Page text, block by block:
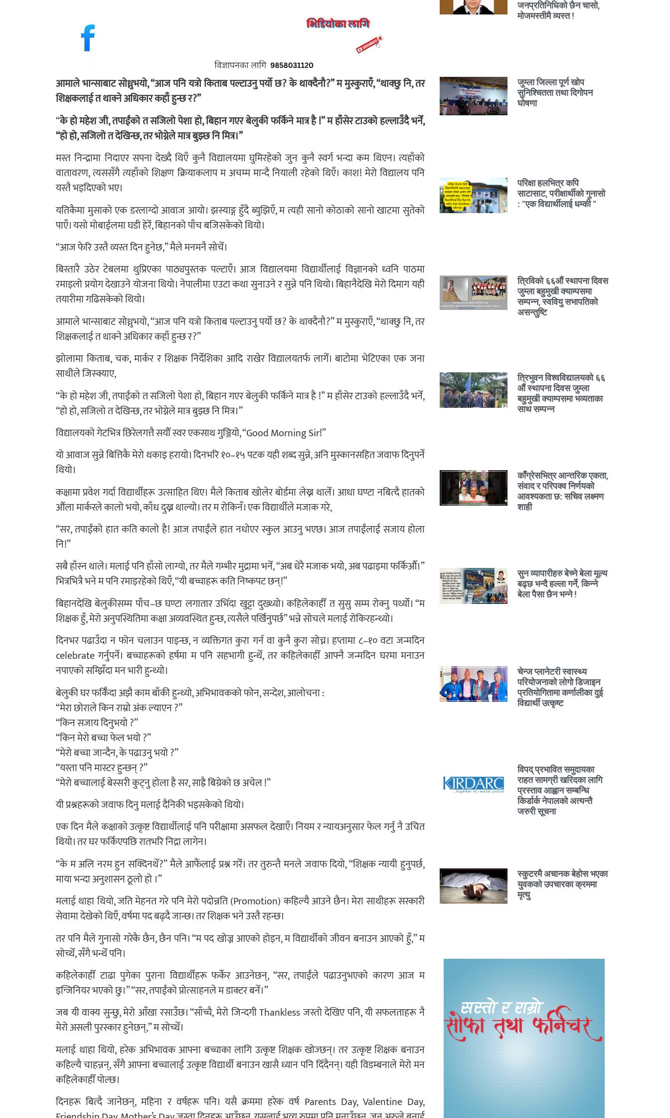
आमाले भान्साबाट सोध्नुभयो, “आज पनि यत्रो किताब पल्टाउनु पर्याे छ? के थाक्दैनौ?” म मुस्कुराएँ, “थाक्छु नि, तर
शिक्षकलाई त थाक्ने अधिकार कहाँ हुन्छ र?”
“के हो महेश जी, तपाईंको त सजिलो पेशा हो, बिहान गएर बेलुकी फर्किने मात्र है !” म हाँसेर टाउको हल्लाउँदै भनेँ,
“हो हो, सजिलो त देखिन्छ, तर भोग्नेले मात्र बुझ्छ नि मित्र।”
मस्त निन्द्रामा निदाएर सपना देख्दै थिएँ कुनै विद्यालयमा घुमिरहेको जुन कुनै स्वर्ग भन्दा कम थिएन। त्यहाँको
वातावरण, त्यससँगै त्यहाँको शिक्षण क्रियाकलाप म अचम्म मान्दै नियाली रहेको थिएँ। काश! मेरो विद्यालय पनि
यस्तै भइदिएको भए।
यतिकैमा मुसाको एक डरलाग्दो आवाज आयो। झस्याङ्ग हुँदै ब्युझिएँ, म त्यही सानो कोठाको सानो खाटमा सुतेको
पाएँ। यसो मोबाईलमा घडी हेरेँ, बिहानको पाँच बजिसकेको थियो।
“आज फेरि उस्तै व्यस्त दिन हुनेछ,” मैले मनमनै सोचेँ।
बिस्तारै उठेर टेबलमा थुप्रिएका पाठ्यपुस्तक पल्टाएँ। आज विद्यालयमा विद्यार्थीलाई विज्ञानको ध्वनि पाठमा
रमाइलो प्रयोग देखाउने योजना थियो। नेपालीमा एउटा कथा सुनाउने र सुन्ने पनि थियो। बिहानैदेखि मेरो दिमाग यही
तयारीमा गढिसकेको थियो।
आमाले भान्साबाट सोध्नुभयो, “आज पनि यत्रो किताब पल्टाउनु पर्याे छ? के थाक्दैनौ?” म मुस्कुराएँ, “थाक्छु नि, तर
शिक्षकलाई त थाक्ने अधिकार कहाँ हुन्छ र?”
झोलामा किताब, चक, मार्कर र शिक्षक निर्देशिका आदि राखेर विद्यालयतर्फ लागेँ। बाटोमा भेटिएका एक जना
साथीले जिस्क्याए,
“के हो महेश जी, तपाईंको त सजिलो पेशा हो, बिहान गएर बेलुकी फर्किने मात्र है !” म हाँसेर टाउको हल्लाउँदै भनेँ,
“हो हो, सजिलो त देखिन्छ, तर भोग्नेले मात्र बुझ्छ नि मित्र।”
विद्यालयको गेटभित्र छिरेलगत्तै सयौँ स्वर एकसाथ गुञ्जियो, “Good Morning Sir!”
यो आवाज सुन्ने बित्तिकै मेरो थकाइ हरायो। दिनभरि १०–१५ पटक यही शब्द सुन्ने, अनि मुस्कानसहित जवाफ दिनुपर्ने
थियो।
कक्षामा प्रवेश गर्दा विद्यार्थीहरू उत्साहित थिए। मैले किताब खोलेर बोर्डमा लेख्न थालेँ। आधा घण्टा नबित्दै हातको
औंला मार्करले कालो भयो, काँध दुख्न थाल्यो। तर म रोकिनँ। एक विद्यार्थीले मजाक गरे,
“सर, तपाईंको हात कति कालो है! आज तपाईंले हात नधोएर स्कुल आउनु भएछ। आज तपाईंलाई सजाय होला
नि!”
सबै हाँस्न थाले। मलाई पनि हाँसो लाग्यो, तर मैले गम्भीर मुद्रामा भनेँ, “अब धेरै मजाक भयो, अब पढाइमा फर्किऔँ।”
भित्रभित्रै भने म पनि रमाइरहेको थिएँ, “यी बच्चाहरू कति निष्कपट छन्!”
बिहानदेखि बेलुकीसम्म पाँच–छ घण्टा लगातार उभिँदा खुट्टा दुख्थ्यो। कहिलेकाहीँ त सुसु सम्म रोक्नु पर्थ्यो। “म
शिक्षक हुँ, मेरो अनुपस्थितिमा कक्षा अव्यवस्थित हुन्छ, त्यसैले पर्खिनुपर्छ” भन्ने सोचले मलाई रोकिरहन्थ्यो।
दिनभर पढाउँदा न फोन चलाउन पाइन्छ, न व्यक्तिगत कुरा गर्न वा कुनै कुरा सोच्न। हप्तामा ८–१० वटा जन्मदिन
celebrate गर्नुपर्ने। बच्चाहरूको हर्षमा म पनि सहभागी हुन्थेँ, तर कहिलेकाहीँ आफ्नै जन्मदिन घरमा मनाउन
नपाएको सम्झिँदा मन भारी हुन्थ्यो।
बेलुकी घर फर्किँदा अझै काम बाँकी हुन्थ्यो, अभिभावकको फोन, सन्देश, आलोचना :
“मेरा छोराले किन राम्रो अंक ल्याएन ?”
“किन सजाय दिनुभयो ?”
“किन मेरो बच्चा फेल भयो ?”
“मेरो बच्चा जान्दैन, के पढाउनु भयो ?”
“यस्ता पनि मास्टर हुन्छन् ?”
“मेरो बच्चालाई बेस्सरी कुट्नु होला है सर, साह्रै बिग्रेको छ अचेल !”
यी प्रश्नहरूको जवाफ दिनु मलाई दैनिकी भइसकेको थियो।
एक दिन मैले कक्षाको उत्कृष्ट विद्यार्थीलाई पनि परीक्षामा असफल देखाएँ। नियम र न्यायअनुसार फेल गर्नु नै उचित
थियो। तर घर फर्किएपछि रातभरि निद्रा लागेन।
“के म अलि नरम हुन सक्दिनथेँ?” मैले आफैंलाई प्रश्न गरेँ। तर तुरुन्तै मनले जवाफ दियो, “शिक्षक न्यायी हुनुपर्छ,
माया भन्दा अनुशासन ठूलो हो ।”
मलाई थाहा थियो, जति मेहनत गरे पनि मेरो पदोन्नति (Promotion) कहिल्यै आउने छैन। मेरा साथीहरू सरकारी
सेवामा देखेको थिएँ, वर्षमा पद बढ्दै जान्छ। तर शिक्षक भने उस्तै रहन्छ।
तर पनि मैले गुनासो गरेकै छैन, छैन पनि। “म पद खोज्न आएको होइन, म विद्यार्थीको जीवन बनाउन आएको हुँ,” म
सोच्थेँ, सँगै भन्थेँ पनि।
कहिलेकाहीँ टाढा पुगेका पुराना विद्यार्थीहरू फर्केर आउनेछन्, “सर, तपाईंले पढाउनुभएको कारण आज म
इन्जिनियर भएको छु।” “सर, तपाईंको प्रोत्साहनले म डाक्टर बनेँ।”
जब यी वाक्य सुन्छु, मेरो आँखा रसाउँछ। “साँच्चै, मेरो जिन्दगी Thankless जस्तो देखिए पनि, यी सफलताहरू नै
मेरो असली पुरस्कार हुनेछन्,” म सोच्थेँ।
मलाई थाहा थियो, हरेक अभिभावक आफ्ना बच्चाका लागि उत्कृष्ट शिक्षक खोज्छन्। तर उत्कृष्ट शिक्षक बनाउन
कहिल्यै चाहन्नन्, सँगै आफ्ना बच्चालाई उत्कृष्ट विद्यार्थी बनाउन खासै ध्यान पनि दिँदैनन्। यही विडम्बनाले मेरो मन
कहिलेकाहीँ पोल्छ।
दिनहरू बित्दै जानेछन्, महिना र वर्षहरू पनि। यसै क्रममा हरेक वर्ष Parents Day, Valentine Day,
जनप्रतिनिधिको छैन चासो,
मोजमस्तीमै व्यस्त !
जुम्ला जिल्ला पूर्ण खोप
सुनिश्चितता तथा दिगोपन
घोषणा
परिक्षा हलभित्र कपि
साटासाट, परीक्षार्थीको गुनासो
: “एक विद्यार्थीलाई धम्की “
त्रिविको ६६औं स्थापना दिवस
जुम्ला बहुमुखी क्याम्पसमा
सम्पन्न, स्ववियु सभापतिको
असन्तुष्टि
त्रिभुवन विश्वविद्यालयको ६६
औं स्थापना दिवस जुम्ला
बहुमुखी क्याम्पसमा भव्यताका
साथ सम्पन्न
काँग्रेसभित्र आन्तरिक एकता,
संवाद र परिपक्व निर्णयको
आवश्यकता छ: सचिव लक्ष्मण
शाही
सुन व्यापारीहरु बेच्ने बेला मूल्य
बढ्छ भन्दै हल्ला गर्ने, किन्ने
बेला पैसा छैन भन्ने !
चेन्ज प्लानेटरी स्वास्थ्य
परियोजनाको लोगो डिजाइन
प्रतियोगितामा कर्णालीका दुई
विद्यार्थी उत्कृष्ट
विपद् प्रभावित समुदायका
राहत सामग्री खरिदका लागि
प्रस्ताव आह्वान सम्बन्धि
किर्डार्क नेपालको अत्यन्तै
जरुरी सूचना
स्कुटरमै अचानक बेहोस भएका
युवकको उपचारका क्रममा
मृत्यु